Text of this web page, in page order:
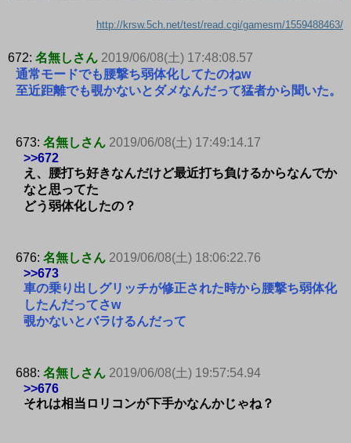
http://krsw.5ch.net/test/read.cgi/gamesm/1559488463/
672: 名無しさん 2019/06/08(土) 17:48:08.57
通常モードでも腰撃ち弱体化してたのねw
至近距離でも覗かないとダメなんだって猛者から聞いた。
673: 名無しさん 2019/06/08(土) 17:49:14.17
>>672
え、腰打ち好きなんだけど最近打ち負けるからなんでか
なと思ってた
どう弱体化したの？
676: 名無しさん 2019/06/08(土) 18:06:22.76
>>673
車の乗り出しグリッチが修正された時から腰撃ち弱体化
したんだってさw
覗かないとバラけるんだって
688: 名無しさん 2019/06/08(土) 19:57:54.94
>>676
それは相当ロリコンが下手かなんかじゃね？